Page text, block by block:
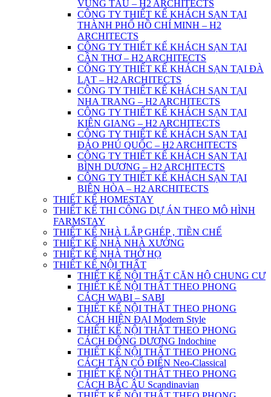
VŨNG TÀU – H2 ARCHITECTS
CÔNG TY THIẾT KẾ KHÁCH SẠN TẠI
THÀNH PHỐ HỒ CHÍ MINH – H2
ARCHITECTS
CÔNG TY THIẾT KẾ KHÁCH SẠN TẠI
CẦN THƠ – H2 ARCHITECTS
CÔNG TY THIẾT KẾ KHÁCH SẠN TẠI ĐÀ
LẠT – H2 ARCHITECTS
CÔNG TY THIẾT KẾ KHÁCH SẠN TẠI
NHA TRANG – H2 ARCHITECTS
CÔNG TY THIẾT KẾ KHÁCH SẠN TẠI
KIÊN GIANG – H2 ARCHITECTS
CÔNG TY THIẾT KẾ KHÁCH SẠN TẠI
ĐẢO PHÚ QUỐC – H2 ARCHITECTS
CÔNG TY THIẾT KẾ KHÁCH SẠN TẠI
BÌNH DƯƠNG – H2 ARCHITECTS
CÔNG TY THIẾT KẾ KHÁCH SẠN TẠI
BIÊN HÒA – H2 ARCHITECTS
THIẾT KẾ HOMESTAY
THIẾT KẾ THI CÔNG DỰ ÁN THEO MÔ HÌNH
FARMSTAY
THIẾT KẾ NHÀ LẮP GHÉP , TIỀN CHẾ
THIẾT KẾ NHÀ NHÀ XƯỞNG
THIẾT KẾ NHÀ THỜ HỌ
THIẾT KẾ NỘI THẤT
THIẾT KẾ NỘI THẤT CĂN HỘ CHUNG CƯ
THIẾT KẾ NỘI THẤT THEO PHONG
CÁCH WABI – SABI
THIẾT KẾ NỘI THẤT THEO PHONG
CÁCH HIỆN ĐẠI Modern Style
THIẾT KẾ NỘI THẤT THEO PHONG
CÁCH ĐÔNG DƯƠNG Indochine
THIẾT KẾ NỘI THẤT THEO PHONG
CÁCH TÂN CỔ ĐIỂN Neo-Classical
THIẾT KẾ NỘI THẤT THEO PHONG
CÁCH BẮC ÂU Scandinavian